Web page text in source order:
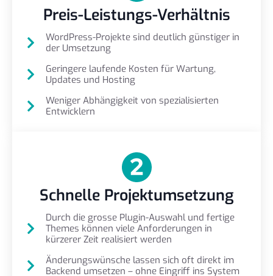
Preis-Leistungs-Verhältnis
WordPress-Projekte sind deutlich günstiger in
der Umsetzung
Geringere laufende Kosten für Wartung,
Updates und Hosting
Weniger Abhängigkeit von spezialisierten
Entwicklern
Schnelle Projektumsetzung
Durch die grosse Plugin-Auswahl und fertige
Themes können viele Anforderungen in
kürzerer Zeit realisiert werden
Änderungswünsche lassen sich oft direkt im
Backend umsetzen – ohne Eingriff ins System